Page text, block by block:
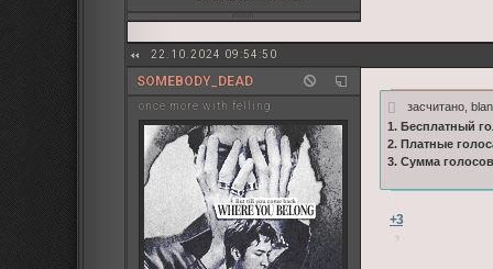
22.10.2024 09:54:50
SOMEBODY_DEAD
once more with felling
засчитано,
1. Бесплатный
2. Платные
3. Сумма
+3